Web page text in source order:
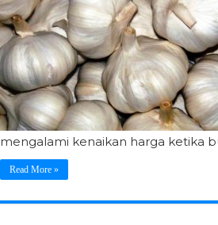
mengalami kenaikan harga ketika
Read More »